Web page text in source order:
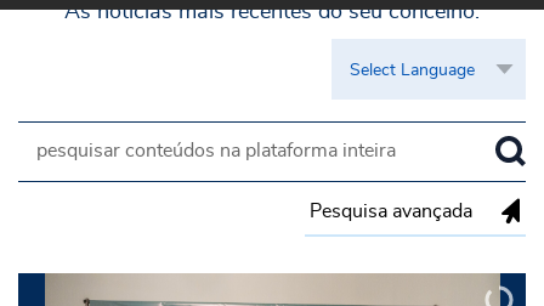
Pesquisa avançada
As notícias mais recentes do seu concelho.